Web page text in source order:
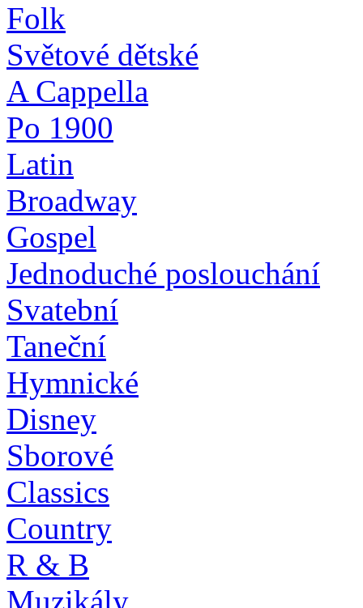
Folk
Světové dětské
A Cappella
Po 1900
Latin
Broadway
Gospel
Jednoduché poslouchání
Svatební
Taneční
Hymnické
Disney
Sborové
Classics
Country
R & B